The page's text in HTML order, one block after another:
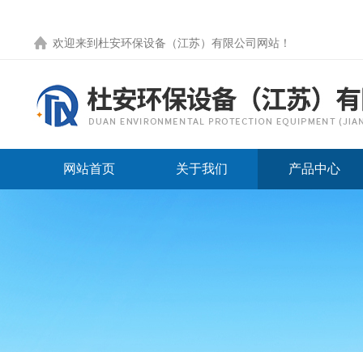
欢迎来到 杜安环保设备（江苏）有限公司网站 ！
网站首页 关于我们 产品中心